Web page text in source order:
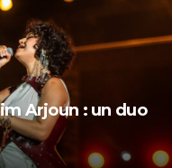
Arjoun : un duo